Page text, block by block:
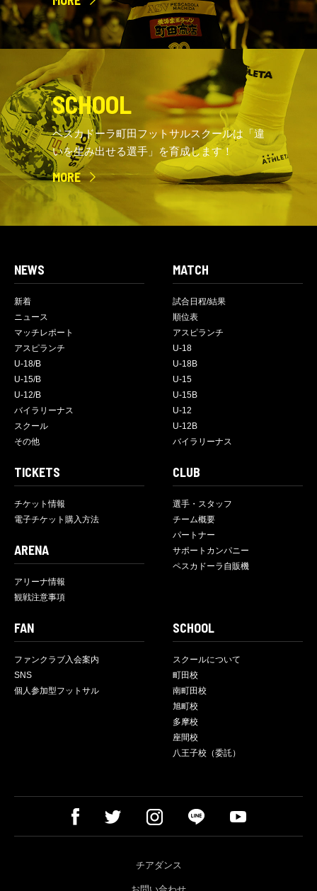
SCHOOL
ペスカドーラ町田フットサルスクールは「違
いを生み出せる選手」を育成します！
MORE
NEWS
新着
ニュース
マッチレポート
アスピランチ
U-18/B
U-15/B
U-12/B
バイラリーナス
スクール
その他
MATCH
試合日程/結果
順位表
アスピランチ
U-18
U-18B
U-15
U-15B
U-12
U-12B
バイラリーナス
TICKETS
チケット情報
電子チケット購入方法
ARENA
アリーナ情報
観戦注意事項
CLUB
選手・スタッフ
チーム概要
パートナー
サポートカンパニー
ペスカドーラ自販機
FAN
ファンクラブ入会案内
SNS
個人参加型フットサル
SCHOOL
スクールについて
町田校
南町田校
旭町校
多摩校
座間校
八王子校（委託）
チアダンス